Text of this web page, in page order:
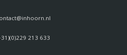
213 633